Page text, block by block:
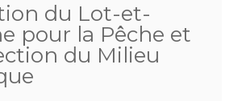
du Lot-et-
pour la Pêche et
du Milieu